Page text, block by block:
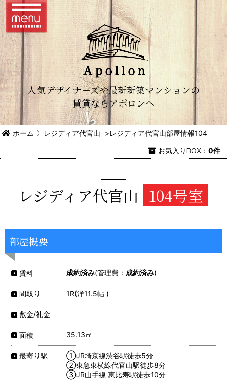
人気デザイナーズや最新新築マンションの
賃貸ならアポロンへ
ホーム 〉 レジディア代官山 >レジディア代官山部屋情報104
お気入りBOX： 0件
レジディア代官山 104号室
部屋概要
賃料 成約済み(管理費： 成約済み)
間取り 1R(洋11.5帖 )
敷金/礼金
面積 35.13㎡
最寄り駅
①JR埼京線渋谷駅徒歩5分
②東急東横線代官山駅徒歩8分
③JR山手線 恵比寿駅徒歩10分